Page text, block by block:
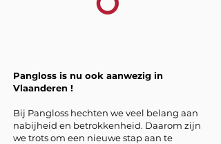
Pangloss is nu ook aanwezig in
Vlaanderen !
Bij Pangloss hechten we veel belang aan
nabijheid en betrokkenheid. Daarom zijn
we trots om een nieuwe stap aan te